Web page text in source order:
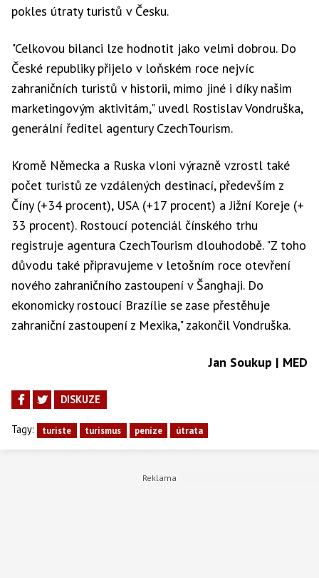
pokles útraty turistů v Česku.
"Celkovou bilanci lze hodnotit jako velmi dobrou. Do
České republiky přijelo v loňském roce nejvíc
zahraničních turistů v historii, mimo jiné i díky našim
marketingovým aktivitám," uvedl Rostislav Vondruška,
generální ředitel agentury CzechTourism.
Kromě Německa a Ruska vloni výrazně vzrostl také
počet turistů ze vzdálených destinací, především z
Číny (+34 procent), USA (+17 procent) a Jižní Koreje (+
33 procent). Rostoucí potenciál čínského trhu
registruje agentura CzechTourism dlouhodobě. "Z toho
důvodu také připravujeme v letošním roce otevření
nového zahraničního zastoupení v Šanghaji. Do
ekonomicky rostoucí Brazílie se zase přestěhuje
zahraniční zastoupení z Mexika," zakončil Vondruška.
Jan Soukup | MED
DISKUZE
Tagy: turiste turismus peníze útrata